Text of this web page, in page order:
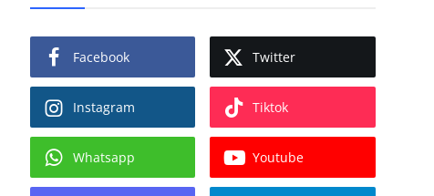
Facebook Twitter
Instagram Tiktok
Whatsapp Youtube